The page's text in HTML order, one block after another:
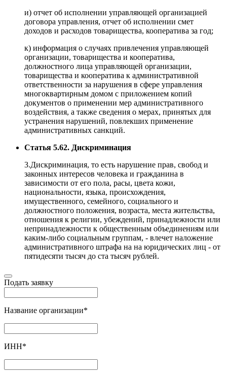
и) отчет об исполнении управляющей организацией
договора управления, отчет об исполнении смет
доходов и расходов товарищества, кооператива за год;
к) информация о случаях привлечения управляющей
организации, товарищества и кооператива,
должностного лица управляющей организации,
товарищества и кооператива к административной
ответственности за нарушения в сфере управления
многоквартирным домом с приложением копий
документов о применении мер административного
воздействия, а также сведения о мерах, принятых для
устранения нарушений, повлекших применение
административных санкций.
Статья 5.62. Дискриминация
3.Дискриминация, то есть нарушение прав, свобод и
законных интересов человека и гражданина в
зависимости от его пола, расы, цвета кожи,
национальности, языка, происхождения,
имущественного, семейного, социального и
должностного положения, возраста, места жительства,
отношения к религии, убеждений, принадлежности или
непринадлежности к общественным объединениям или
каким-либо социальным группам, - влечет наложение
административного штрафа на на юридических лиц - от
пятидесяти тысяч до ста тысяч рублей.
Подать заявку
Название организации*
ИНН*